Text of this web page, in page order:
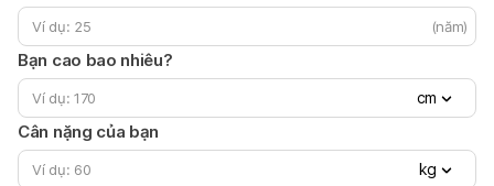
(năm)
Bạn cao bao nhiêu?
cm
Cân nặng của bạn
kg